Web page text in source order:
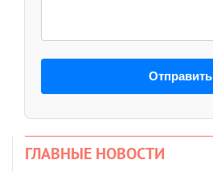
Отправить
ГЛАВНЫЕ НОВОСТИ